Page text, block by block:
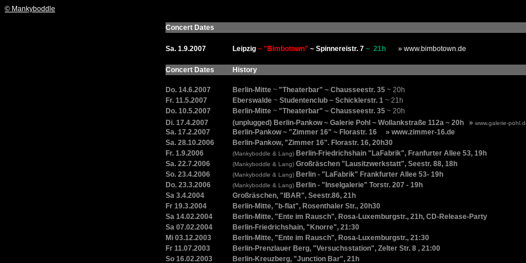
© Mankyboddle
Concert Dates
Sa. 1.9.2007 Leipzig ~ "Bimbotown" ~ Spinnereistr. 7 ~ 21h » www.bimbotown.de
Concert Dates History
Do. 14.6.2007 Berlin-Mitte ~ "Theaterbar" ~ Chausseestr. 35 ~ 20h
Fr. 11.5.2007
Eberswalde ~ Studentenclub ~ Schicklerstr. 1 ~ 21h
Do. 10.5.2007
Berlin-Mitte ~ "Theaterbar" ~ Chausseestr. 35 ~ 20h
Di. 17.4.2007
(unplugged) Berlin-Pankow~ Galerie Pohl ~ Wollankstraße 112a ~ 20h » www.galerie-
Sa. 17.2.2007 Berlin-Pankow ~ "Zimmer 16" ~ Florastr. 16
» www.zimmer-16.de
Sa. 28.10.2006
Berlin-Pankow, "Zimmer 16". Florastr. 16, 20h30
Fr. 1.9.2006
(Mankyboddle & Lang) Berlin-Friedrichshain "LaFabrik", Franfurter Allee 53, 19h
Sa. 22.7.2006
(Mankyboddle & Lang) Großräschen "Lausitzwerkstatt", Seestr. 88, 18h
So. 23.4.2006
(Mankyboddle & Lang) Berlin - "LaFabrik" Frankfurter Allee 53- 19h
Do. 23.3.2006
(Mankyboddle & Lang) Berlin - "Inselgalerie" Torstr. 207 - 19h
Sa 3.4.2004
Großräschen, "IBAR", Seestr.86, 21h
Fr 19.3.2004
Berlin-Mitte, "b-flat", Rosenthaler Str., 20h30
Sa 14.02.2004
Berlin-Mitte, "Ente im Rausch", Rosa-Luxemburgstr., 21h, CD-Release-Party
Sa 07.02.2004
Berlin-Friedrichshain, "Knorre", 21:30
Mi 03.12.2003
Berlin-Mitte, "Ente im Rausch", Rosa-Luxemburgstr., 21:30
Fr 11.07.2003
Berlin-Prenzlauer Berg, "Versuchsstation", Zelter Str. 8 , 21:00
So 16.02.2003
Berlin-Kreuzberg, "Junction Bar", 21h